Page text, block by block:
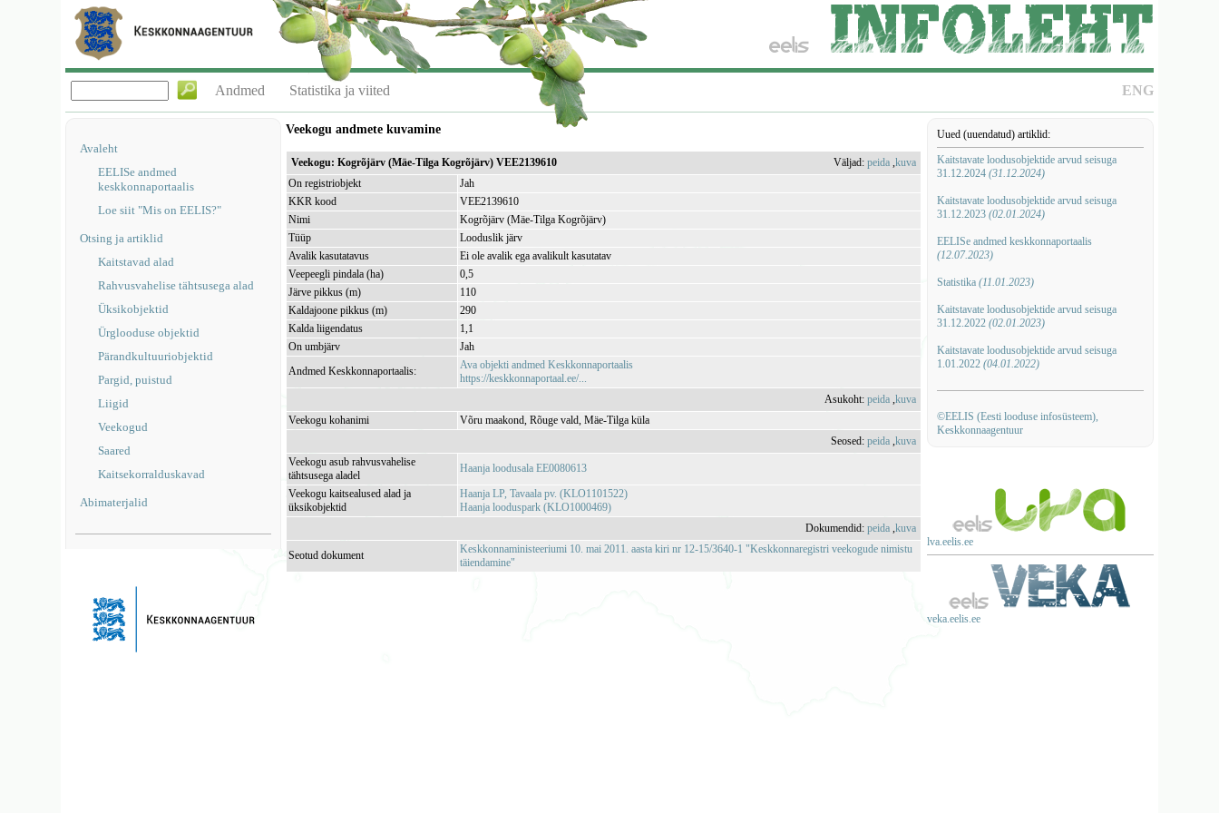
ENG
Andmed Statistika ja viited
Avaleht
EELISe andmed
keskkonnaportaalis
Loe siit "Mis on EELIS?"
Otsing ja artiklid
Kaitstavad alad
Rahvusvahelise tähtsusega alad
Üksikobjektid
Ürglooduse objektid
Pärandkultuuriobjektid
Pargid, puistud
Liigid
Veekogud
Saared
Kaitsekorralduskavad
Abimaterjalid
Uued (uuendatud) artiklid:
Kaitstavate loodusobjektide arvud seisuga
31.12.2024 (31.12.2024)
Kaitstavate loodusobjektide arvud seisuga
31.12.2023 (02.01.2024)
EELISe andmed keskkonnaportaalis
(12.07.2023)
Statistika (11.01.2023)
Kaitstavate loodusobjektide arvud seisuga
31.12.2022 (02.01.2023)
Kaitstavate loodusobjektide arvud seisuga
1.01.2022 (04.01.2022)
©EELIS (Eesti looduse infosüsteem),
Keskkonnaagentuur
lva.eelis.ee
veka.eelis.ee
Veekogu andmete kuvamine
Veekogu: Kogrõjärv (Mäe-Tilga Kogrõjärv) VEE2139610 Väljad:peida ,kuva
On registriobjekt
Jah
KKR kood
VEE2139610
Nimi
Kogrõjärv (Mäe-Tilga Kogrõjärv)
Tüüp
Looduslik järv
Avalik kasutatavus
Ei ole avalik ega avalikult kasutatav
Veepeegli pindala (ha)
0,5
Järve pikkus (m)
110
Kaldajoone pikkus (m)
290
Kalda liigendatus
1,1
On umbjärv
Jah
Andmed Keskkonnaportaalis:
Ava objekti andmed Keskkonnaportaalis
https://keskkonnaportaal.ee/...
Asukoht:peida ,kuva
Veekogu kohanimi
Võru maakond, Rõuge vald, Mäe-Tilga küla
Seosed:peida ,kuva
Veekogu asub rahvusvahelise
tähtsusega aladel
Haanja loodusala EE0080613
Veekogu kaitsealused alad ja
üksikobjektid
Haanja LP, Tavaala pv. (KLO1101522)
Haanja looduspark (KLO1000469)
Dokumendid:peida ,kuva
Seotud dokument
Keskkonnaministeeriumi 10. mai 2011. aasta kiri nr 12-15/3640-1 "Keskkonnaregistri veekogude nimistu
täiendamine"